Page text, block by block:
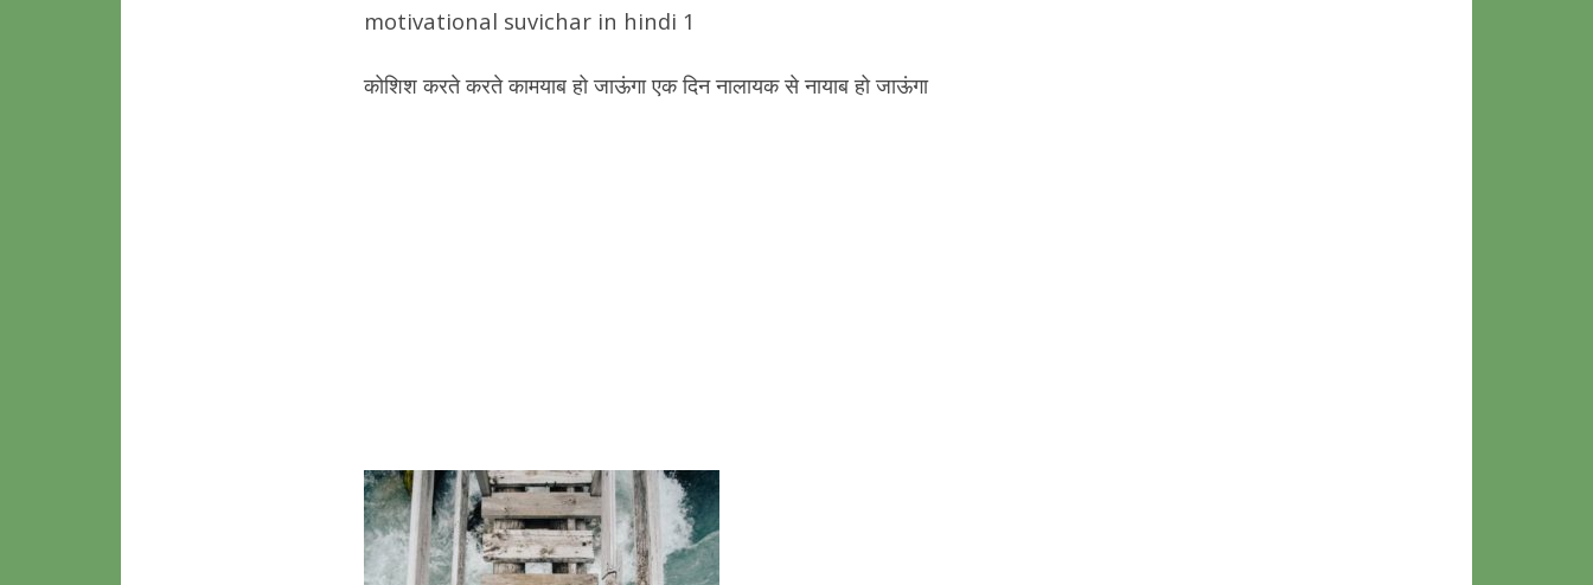
motivational suvichar in hindi 1
कोशिश करते करते कामयाब हो जाऊंगा एक दिन नालायक से नायाब हो जाऊंगा